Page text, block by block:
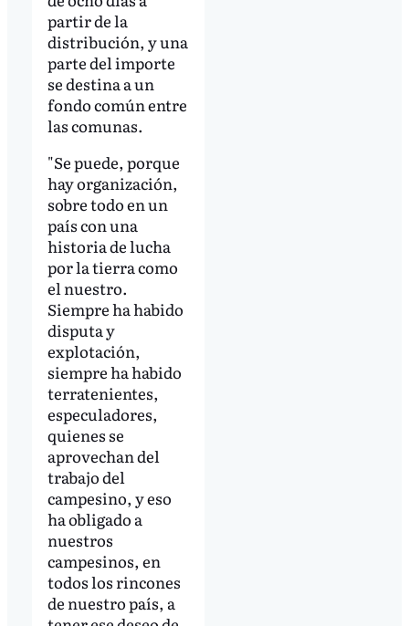
partir de la
distribución, y una
parte del importe
se destina a un
fondo común entre
las comunas.
"Se puede, porque
hay organización,
sobre todo en un
país con una
historia de lucha
por la tierra como
el nuestro.
Siempre ha habido
disputa y
explotación,
siempre ha habido
terratenientes,
especuladores,
quienes se
aprovechan del
trabajo del
campesino, y eso
ha obligado a
nuestros
campesinos, en
todos los rincones
de nuestro país, a